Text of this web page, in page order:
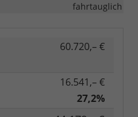
fahrtauglich
60.720,– €
16.541,– €
27,2%